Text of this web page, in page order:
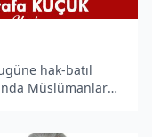
hak-batıl
Müslümanlara